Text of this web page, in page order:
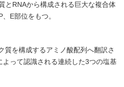
とRNAから構成される巨大な複合体
E部位をもつ。
質を構成するアミノ酸配列へ翻訳さ
って認識される連続した3つの塩基